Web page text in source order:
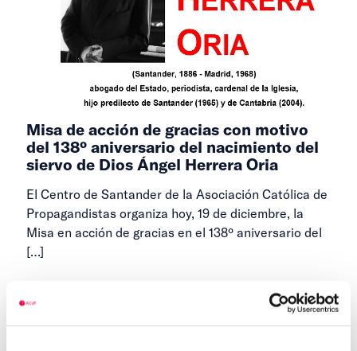
Misa de acción de gracias con motivo
del 138º aniversario del nacimiento del
siervo de Dios Ángel Herrera Oria
El Centro de Santander de la Asociación Católica de
Propagandistas organiza hoy, 19 de diciembre, la
Misa en acción de gracias en el 138º aniversario del
[…]
19 DE DICIEMBRE DE 2024